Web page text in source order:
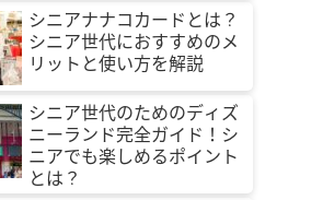
シニアナナコカードとは？
シニア世代におすすめのメ
リットと使い方を解説
シニア世代のためのディズ
ニーランド完全ガイド！シ
ニアでも楽しめるポイント
とは？